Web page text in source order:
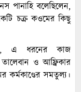
পানাহি বলেছিলেন,
চক্র কওমের কিছু
এ ধরনের কাজ
তালেবান ও আফ্রিকার
কর্মকাণ্ডের সমতুল্য।